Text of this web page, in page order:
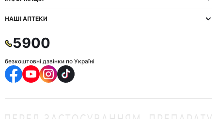
НАШІ АПТЕКИ
5900
безкоштовні дзвінки по Україні